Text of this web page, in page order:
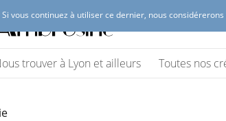
trouver à Lyon et ailleurs Toutes nos
vous continuez à utiliser ce dernier, nous